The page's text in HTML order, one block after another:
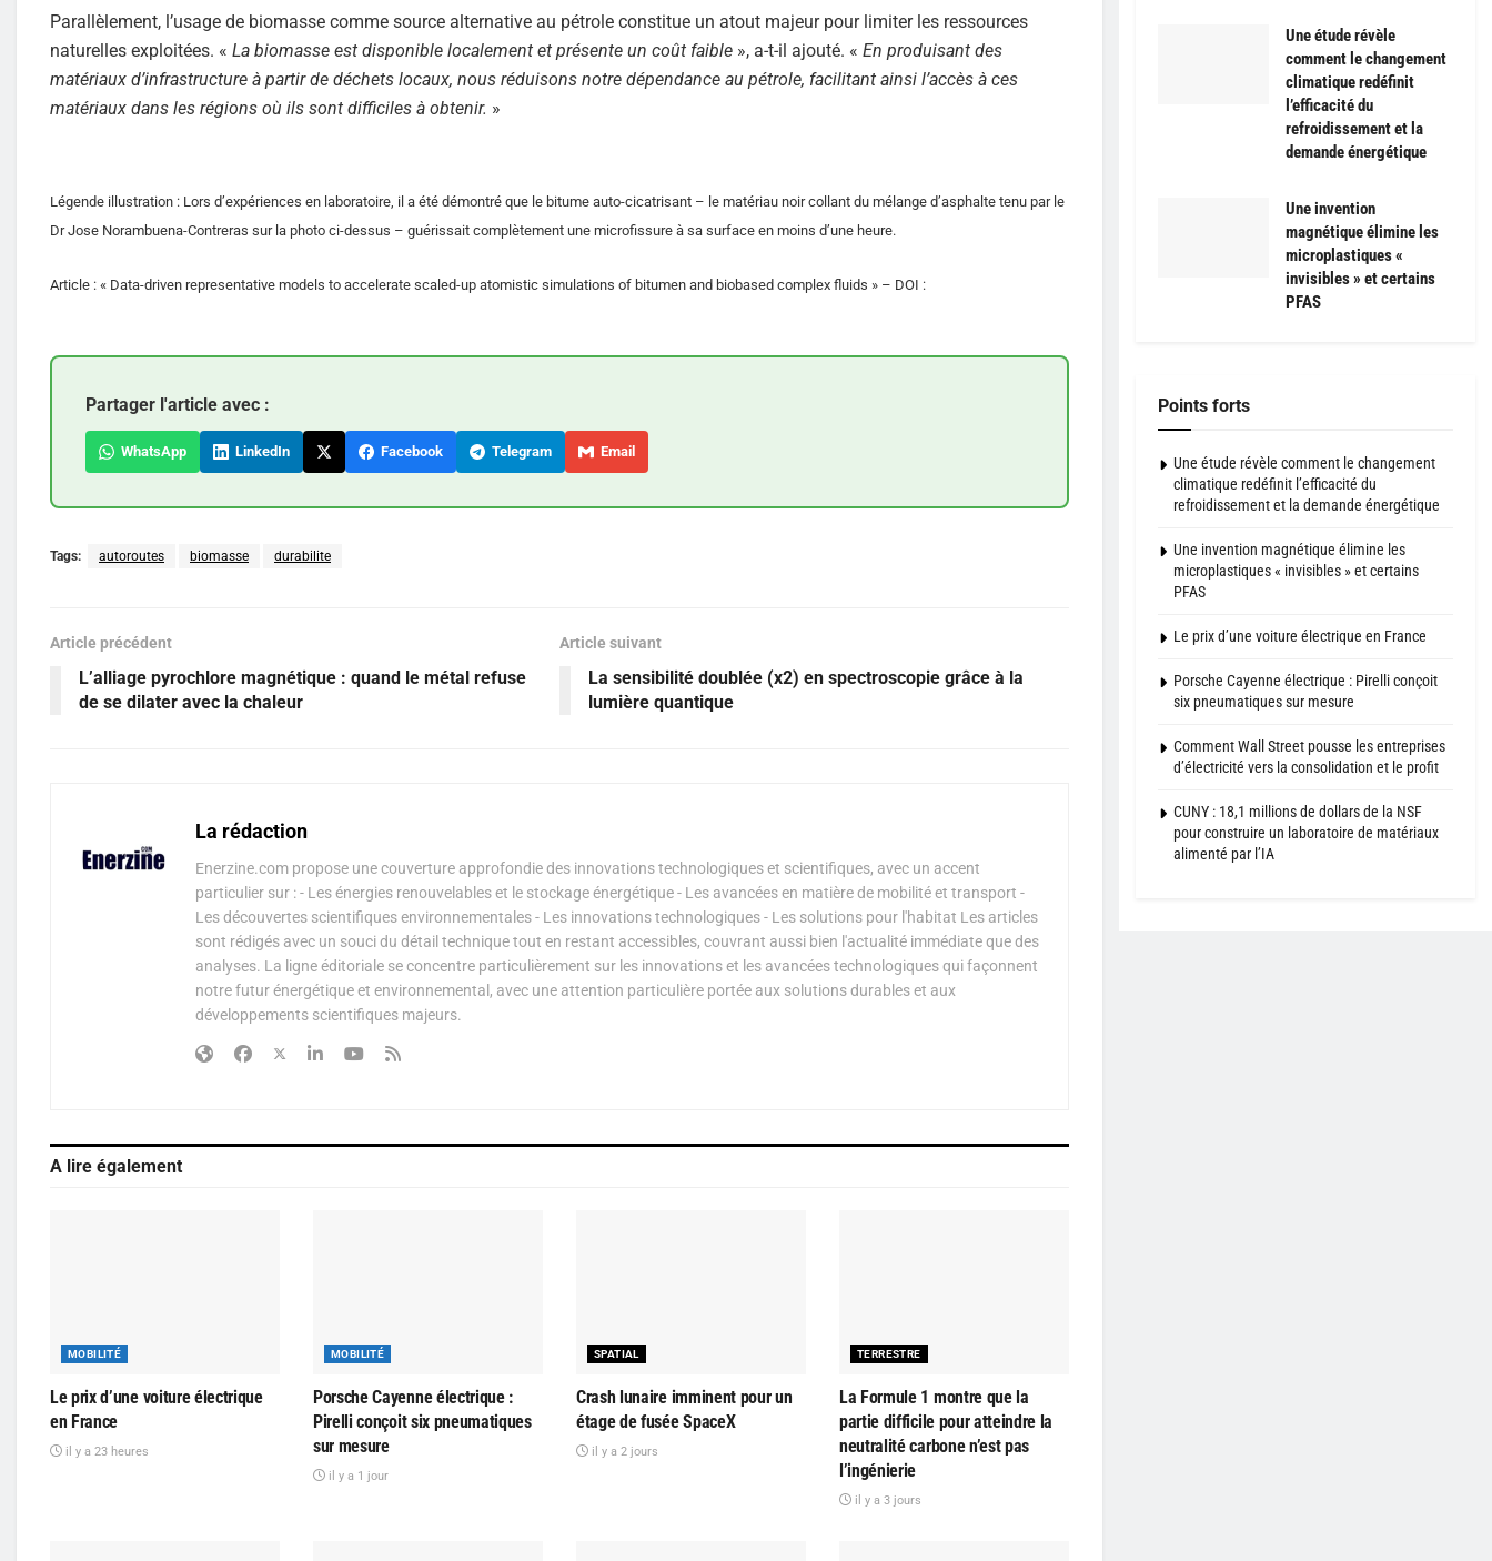
Parallèlement, l’usage de biomasse comme source alternative au pétrole constitue un atout majeur pour limiter les ressources
naturelles exploitées. « La biomasse est disponible localement et présente un coût faible », a-t-il ajouté. « En produisant des
matériaux d’infrastructure à partir de déchets locaux, nous réduisons notre dépendance au pétrole, facilitant ainsi l’accès à ces
matériaux dans les régions où ils sont difficiles à obtenir. »
Légende illustration : Lors d’expériences en laboratoire, il a été démontré que le bitume auto-cicatrisant – le matériau noir collant du mélange d’asphalte tenu par le
Dr Jose Norambuena-Contreras sur la photo ci-dessus – guérissait complètement une microfissure à sa surface en moins d’une heure.
Article : « Data-driven representative models to accelerate scaled-up atomistic simulations of bitumen and biobased complex fluids » – DOI :
Partager l'article avec :
WhatsApp LinkedIn Facebook Telegram Email
Tags: autoroutes biomasse durabilite
Article précédent
L’alliage pyrochlore magnétique : quand le métal refuse
de se dilater avec la chaleur
Article suivant
La sensibilité doublée (x2) en spectroscopie grâce à la
lumière quantique
La rédaction
Enerzine.com propose une couverture approfondie des innovations technologiques et scientifiques, avec un accent
particulier sur : - Les énergies renouvelables et le stockage énergétique - Les avancées en matière de mobilité et transport -
Les découvertes scientifiques environnementales - Les innovations technologiques - Les solutions pour l'habitat Les articles
sont rédigés avec un souci du détail technique tout en restant accessibles, couvrant aussi bien l'actualité immédiate que des
analyses. La ligne éditoriale se concentre particulièrement sur les innovations et les avancées technologiques qui façonnent
notre futur énergétique et environnemental, avec une attention particulière portée aux solutions durables et aux
développements scientifiques majeurs.
A lire également
MOBILITÉ
Le prix d’une voiture électrique
en France
il y a 23 heures
MOBILITÉ
Porsche Cayenne électrique :
Pirelli conçoit six pneumatiques
sur mesure
il y a 1 jour
SPATIAL
Crash lunaire imminent pour un
étage de fusée SpaceX
il y a 2 jours
TERRESTRE
La Formule 1 montre que la
partie difficile pour atteindre la
neutralité carbone n’est pas
l’ingénierie
il y a 3 jours
Une étude révèle
comment le changement
climatique redéfinit
l’efficacité du
refroidissement et la
demande énergétique
Une invention
magnétique élimine les
microplastiques «
invisibles » et certains
PFAS
Points forts
Une étude révèle comment le changement
climatique redéfinit l’efficacité du
refroidissement et la demande énergétique
Une invention magnétique élimine les
microplastiques « invisibles » et certains
PFAS
Le prix d’une voiture électrique en France
Porsche Cayenne électrique : Pirelli conçoit
six pneumatiques sur mesure
Comment Wall Street pousse les entreprises
d’électricité vers la consolidation et le profit
CUNY : 18,1 millions de dollars de la NSF
pour construire un laboratoire de matériaux
alimenté par l’IA